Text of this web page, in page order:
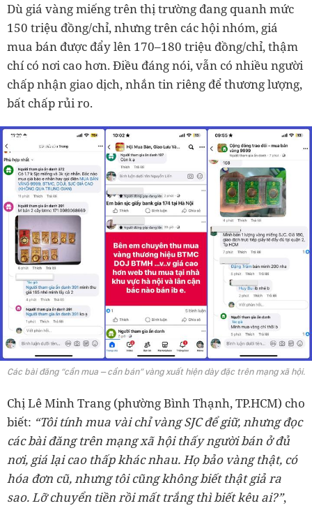
Dù giá vàng miếng trên thị trường đang quanh mức
150 triệu đồng/chỉ, nhưng trên các hội nhóm, giá
mua bán được đẩy lên 170–180 triệu đồng/chỉ, thậm
chí có nơi cao hơn. Điều đáng nói, vẫn có nhiều người
chấp nhận giao dịch, nhắn tin riêng để thương lượng,
bất chấp rủi ro.
Các bài đăng “cần mua – cần bán” vàng xuất hiện dày đặc trên mạng xã hội.
Chị Lê Minh Trang (phường Bình Thạnh, TP.HCM) cho
biết: “Tôi tính mua vài chỉ vàng SJC để giữ, nhưng đọc
các bài đăng trên mạng xã hội thấy người bán ở đủ
nơi, giá lại cao thấp khác nhau. Họ bảo vàng thật, có
hóa đơn cũ, nhưng tôi cũng không biết thật giả ra
sao. Lỡ chuyển tiền rồi mất trắng thì biết kêu ai?”,